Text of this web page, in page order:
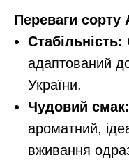
Переваги сорту
Стабільність:
адаптований
України.
Чудовий смак:
ароматний,
вживання